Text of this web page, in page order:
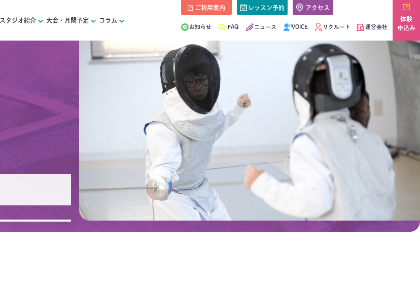
スタジオ紹介 大会・月間予定 コラム
ご利用案内 レッスン予約 アクセス
お知らせ FAQ ニュース VOICE リクルート 運営会社
体験
申込み